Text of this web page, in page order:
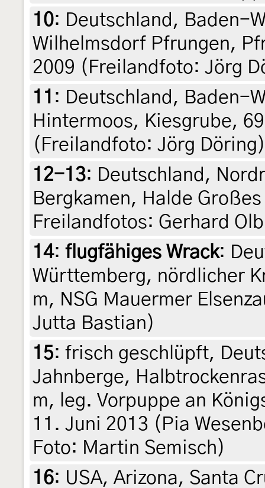
10: Deutschland, Baden-
Wilhelmsdorf Pfrungen,
2009 (Freilandfoto: Jörg
11 : Deutschland, Baden-
Hintermoos, Kiesgrube,
(Freilandfoto: Jörg
12-13: Deutschland,
Bergkamen, Halde
Freilandfotos: Gerhard
14: flugfähiges Wrack:
Württemberg, nördlicher
m, NSG Mauermer
Jutta Bastian)
15: frisch geschlüpft,
Jahnberge,
m, leg. Vorpuppe an
11. Juni 2013 (Pia
Foto: Martin Semisch)
16: USA, Arizona, Santa